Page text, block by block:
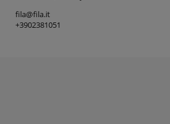
fila@fila.it
+3902381051